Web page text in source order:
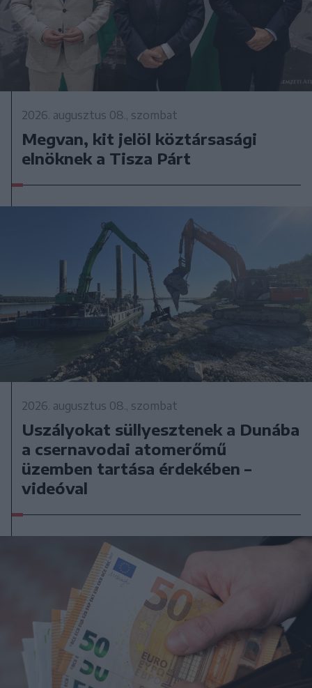
2026. augusztus 08., szombat
Megvan, kit jelöl köztársasági
elnöknek a Tisza Párt
2026. augusztus 08., szombat
Uszályokat süllyesztenek a Dunába
a csernavodai atomerőmű
üzemben tartása érdekében –
videóval